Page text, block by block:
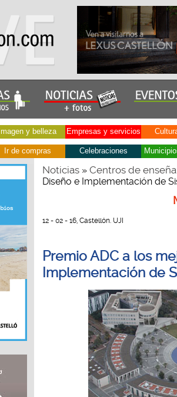
Imagen y belleza Empresas y servicios
Ir de compras Celebraciones
Noticias» Centros de
Diseño e Implementación de
12 - 02 - 16, Castellón. UJI
Premio ADC a los
Implementación de